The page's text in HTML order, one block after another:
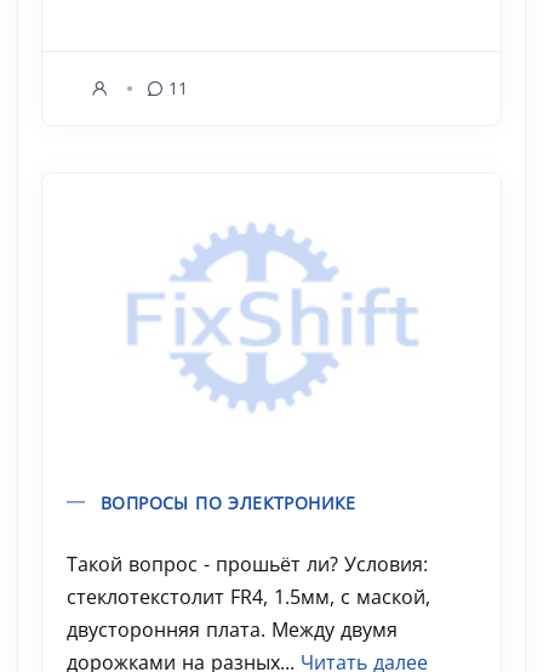
11
ВОПРОСЫ ПО ЭЛЕКТРОНИКЕ
Такой вопрос - прошьёт ли? Условия:
стеклотекстолит FR4, 1.5мм, с маской,
двусторонняя плата. Между двумя
дорожками на разных... Читать далее